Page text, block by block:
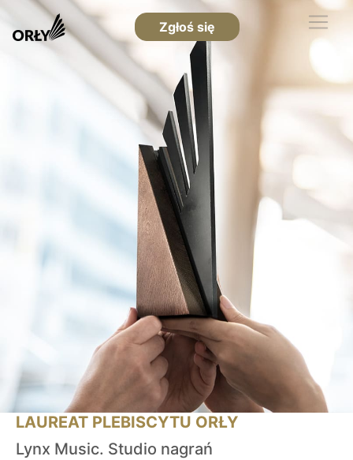
Zgłoś się
LAUREAT PLEBISCYTU ORŁY
Lynx Music. Studio nagrań